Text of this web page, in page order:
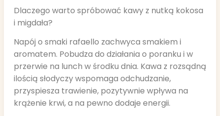
Dlaczego warto spróbować kawy z nutką kokosa
i migdała?
Napój o smaki rafaello zachwyca smakiem i
aromatem. Pobudza do działania o poranku i w
przerwie na lunch w środku dnia. Kawa z rozsądną
ilością słodyczy wspomaga odchudzanie,
przyspiesza trawienie, pozytywnie wpływa na
krążenie krwi, a na pewno dodaje energii.